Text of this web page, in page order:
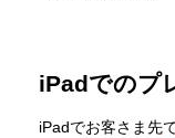
iPadでのプ
iPadでお客さま先